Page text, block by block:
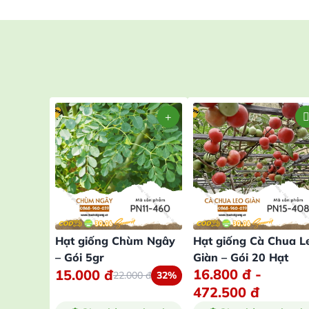
Hạt giống Chùm Ngây
– Gói 5gr
15.000 đ22.000đ 32%
Hạt giống Cà Chua
Giàn – Gói 20 Hạt
16.800 đ-
472.500 đ